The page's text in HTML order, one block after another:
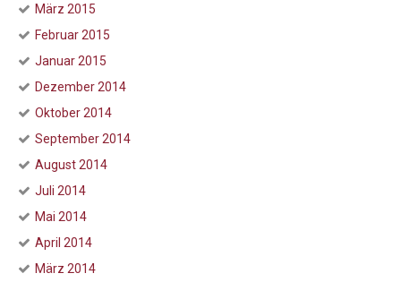
März 2015
Februar 2015
Januar 2015
Dezember 2014
Oktober 2014
September 2014
August 2014
Juli 2014
Mai 2014
April 2014
März 2014